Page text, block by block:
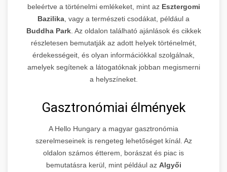
beleértve a történelmi emlékeket, mint az Esztergomi
Bazilika , vagy a természeti csodákat, például a
Buddha Park. Az oldalon található ajánlások és cikkek
részletesen bemutatják az adott helyek történelmét,
érdekességeit, és olyan információkkal szolgálnak,
amelyek segítenek a látogatóknak jobban megismerni
a helyszíneket.
Gasztronómiai élmények
A Hello Hungary a magyar gasztronómia
szerelmeseinek is rengeteg lehetőséget kínál. Az
oldalon számos étterem, borászat és piac is
bemutatásra kerül, mint például az Algyői